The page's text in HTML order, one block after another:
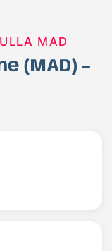
MAD
(MAD) –